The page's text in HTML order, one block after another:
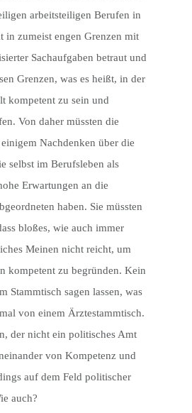
arbeitsteiligen Berufen in
in zumeist engen Grenzen mit
Sachaufgaben betraut und
Grenzen, was es heißt, in der
kompetent zu sein und
Von daher müssten die
Nachdenken über die
selbst im Berufsleben als
Erwartungen an die
haben. Sie müssten
bloßes, wie auch immer
Meinen nicht reicht, um
kompetent zu begründen. Kein
Stammtisch sagen lassen, was
von einem Ärztestammtisch.
der nicht ein politisches Amt
von Kompetenz und
auf dem Feld politischer
auch?